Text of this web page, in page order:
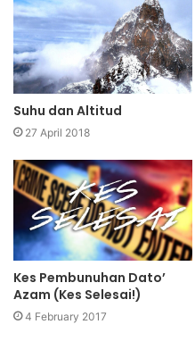
Suhu dan Altitud
27 April 2018
Kes Pembunuhan Dato’
Azam (Kes Selesai!)
4 February 2017